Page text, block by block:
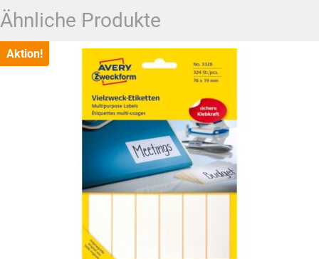
Ähnliche Produkte
Aktion!